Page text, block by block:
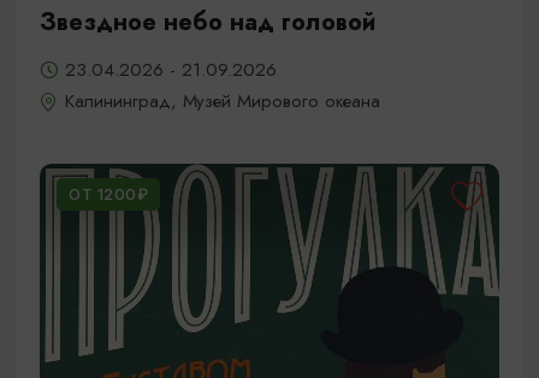
Звездное небо над головой
23.04.2026 - 21.09.2026
Калининград, Музей Мирового океана
ОТ 1200₽